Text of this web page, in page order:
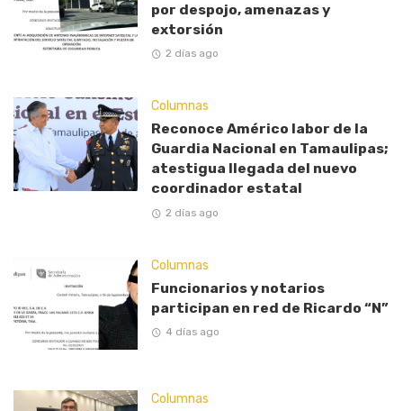
por despojo, amenazas y
extorsión
2 días ago
Columnas
Reconoce Américo labor de la
Guardia Nacional en Tamaulipas;
atestigua llegada del nuevo
coordinador estatal
2 días ago
Columnas
Funcionarios y notarios
participan en red de Ricardo “N”
4 días ago
Columnas